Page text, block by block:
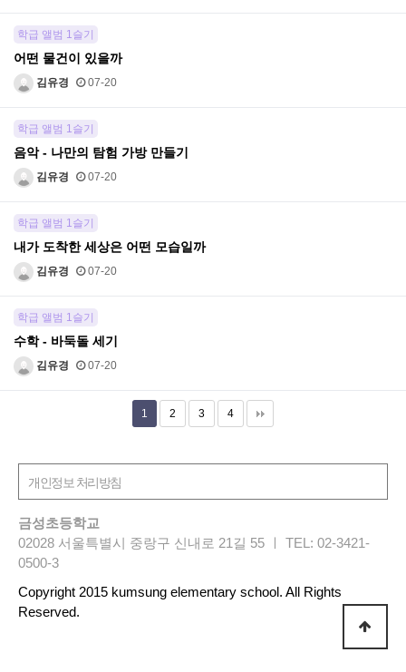
학급 앨범 1슬기
어떤 물건이 있을까
김유경 07-20
학급 앨범 1슬기
음악 - 나만의 탐험 가방 만들기
김유경 07-20
학급 앨범 1슬기
내가 도착한 세상은 어떤 모습일까
김유경 07-20
학급 앨범 1슬기
수학 - 바둑돌 세기
김유경 07-20
1 2 3 4
금성초등학교
02028 서울특별시 중랑구 신내로 21길 55 ㅣ TEL: 02-3421-
0500-3
Copyright 2015 kumsung elementary school. All Rights
Reserved.